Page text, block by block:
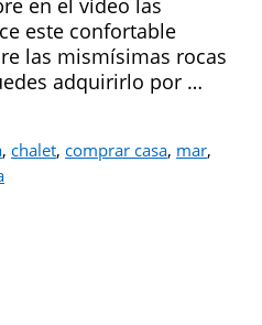
en el vídeo las
este confortable
las mismísimas rocas
adquirirlo por …
, chalet, comprar casa, mar,